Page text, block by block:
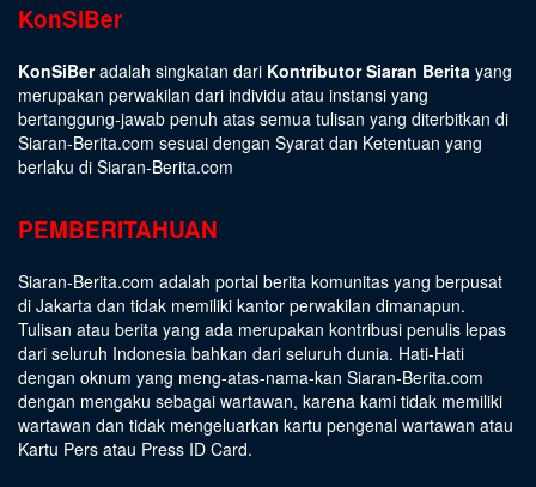
KonSiBer
KonSiBeradalah singkatan dari Kontributor Siaran Berita yang
merupakan perwakilan dari individu atau instansi yang
bertanggung-jawab penuh atas semua tulisan yang diterbitkan di
Siaran-Berita.com sesuai dengan Syarat dan Ketentuan yang
berlaku di Siaran-Berita.com
PEMBERITAHUAN
Siaran-Berita.com adalah portal berita komunitas yang berpusat
di Jakarta dan tidak memiliki kantor perwakilan dimanapun.
Tulisan atau berita yang ada merupakan kontribusi penulis lepas
dari seluruh Indonesia bahkan dari seluruh dunia. Hati-Hati
dengan oknum yang meng-atas-nama-kan Siaran-Berita.com
dengan mengaku sebagai wartawan, karena kami tidak memiliki
wartawan dan tidak mengeluarkan kartu pengenal wartawan atau
Kartu Pers atau Press ID Card.